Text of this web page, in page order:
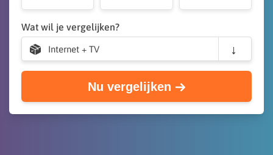
Wat wil je vergelijken?
Internet + TV
Nu vergelijken